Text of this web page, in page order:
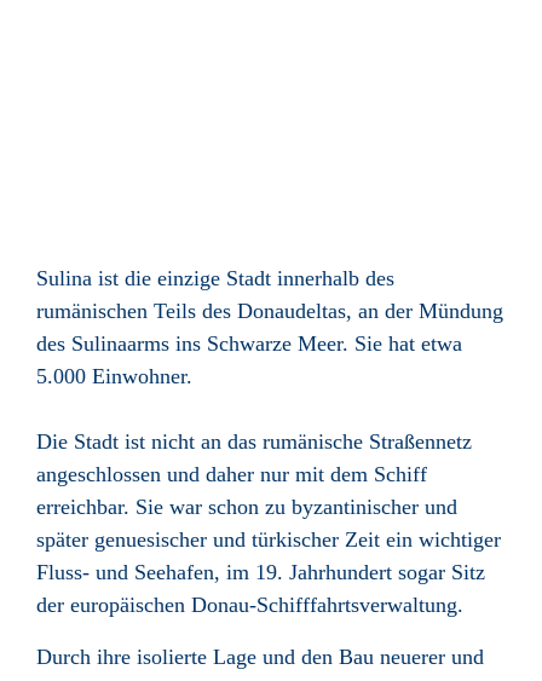
Sulina ist die einzige Stadt innerhalb des
rumänischen Teils des Donaudeltas, an der Mündung
des Sulinaarms ins Schwarze Meer. Sie hat etwa
5.000 Einwohner.
Die Stadt ist nicht an das rumänische Straßennetz
angeschlossen und daher nur mit dem Schiff
erreichbar. Sie war schon zu byzantinischer und
später genuesischer und türkischer Zeit ein wichtiger
Fluss- und Seehafen, im 19. Jahrhundert sogar Sitz
der europäischen Donau-Schifffahrtsverwaltung.
Durch ihre isolierte Lage und den Bau neuerer und